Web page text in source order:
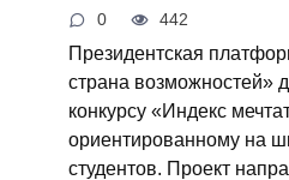
0 442
Президентская
страна возможностей»
конкурсу «Индекс
ориентированному на
студентов. Проект